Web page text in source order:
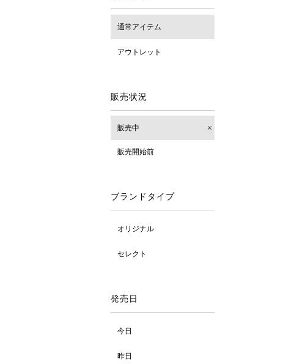
通常アイテム
アウトレット
販売状況
販売中
販売開始前
ブランドタイプ
オリジナル
セレクト
発売日
今日
昨日